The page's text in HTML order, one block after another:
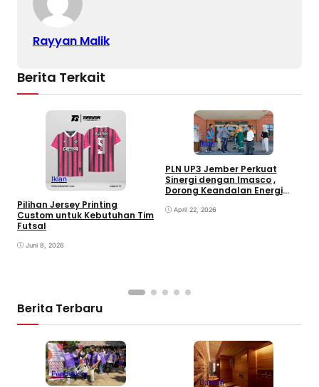
Rayyan Malik
Berita Terkait
Iklan
Pilihan Jersey Printing
Custom untuk Kebutuhan Tim
Futsal
Juni 8, 2026
Iklan
PLN UP3 Jember Perkuat
Sinergi dengan Imasco ,
Dorong Keandalan Energi
April 22, 2026
Berita Terbaru
Pendidikan
Daerah